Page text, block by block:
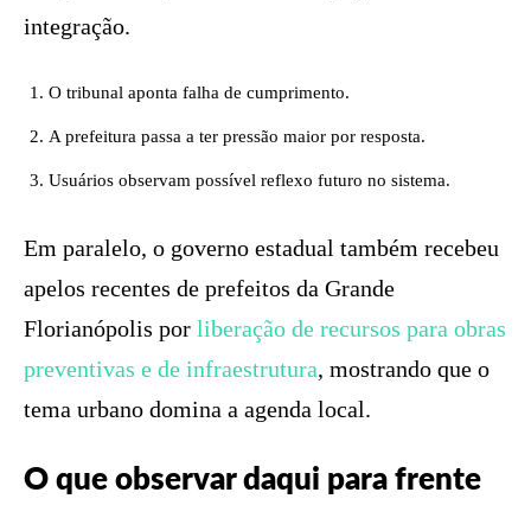
integração.
O tribunal aponta falha de cumprimento.
A prefeitura passa a ter pressão maior por resposta.
Usuários observam possível reflexo futuro no sistema.
Em paralelo, o governo estadual também recebeu
apelos recentes de prefeitos da Grande
Florianópolis por liberação de recursos para obras
preventivas e de infraestrutura, mostrando que o
tema urbano domina a agenda local.
O que observar daqui para frente